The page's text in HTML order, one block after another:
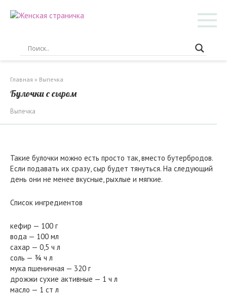
Главная » Выпечка
Булочки с сыром
Выпечка
Такие булочки можно есть просто так, вместо бутербродов.
Если подавать их сразу, сыр будет тянуться. На следующий
день они не менее вкусные, рыхлые и мягкие.
Список ингредиентов
кефир — 100 г
вода — 100 мл
сахар — 0,5 ч л
соль — ¾ ч л
мука пшеничная — 320 г
дрожжи сухие активные — 1 ч л
масло — 1 ст л